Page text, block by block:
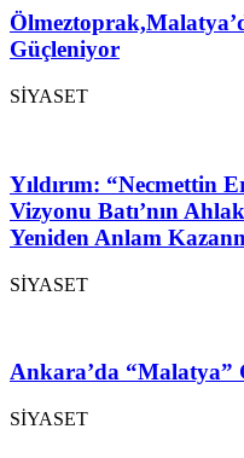
Güçleniyor
SİYASET
Yıldırım: “Necmettin
Vizyonu Batı’nın
Yeniden Anlam
SİYASET
Ankara’da “Malatya”
SİYASET